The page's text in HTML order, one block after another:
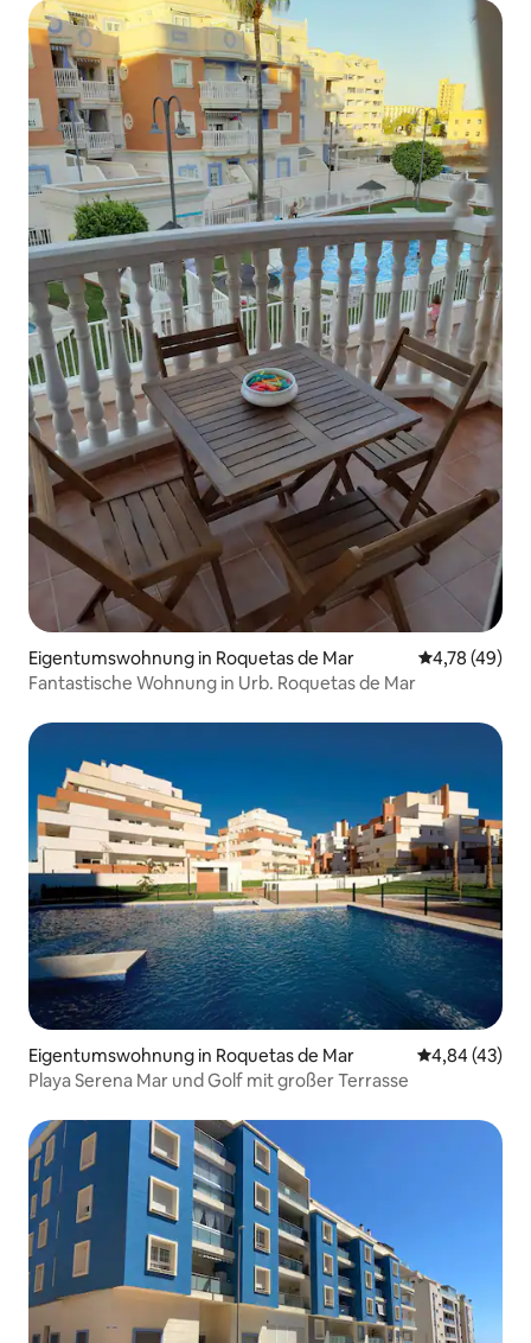
Eigentumswohnung in Roquetas de Mar
4,78 (49)
Fantastische Wohnung in Urb. Roquetas de Mar
Eigentumswohnung in Roquetas de Mar
4,84 (43)
Playa Serena Mar und Golf mit großer Terrasse